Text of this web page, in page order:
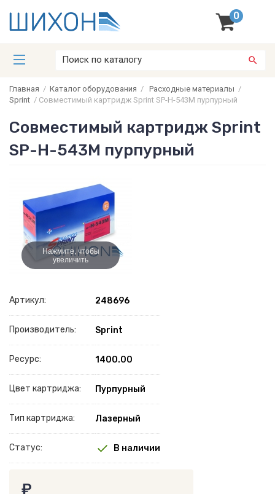
0
Главная / Каталог оборудования / Расходные материалы /
Sprint / Совместимый картридж Sprint SP-H-543M пурпурный
Совместимый картридж Sprint
SP-H-543M пурпурный
Нажмите, чтобы
увеличить
Артикул: 248696
Производитель: Sprint
Ресурс: 1400.00
Цвет картриджа: Пурпурный
Тип картриджа: Лазерный
Статус: В наличии
₽